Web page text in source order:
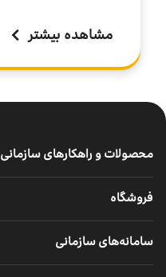
مشاهده بیشتر
محصولات و راهکارهای سازمانی
ارتباطات یکپارچه سازمانی
فروشگاه
سامانه‌های سازمانی